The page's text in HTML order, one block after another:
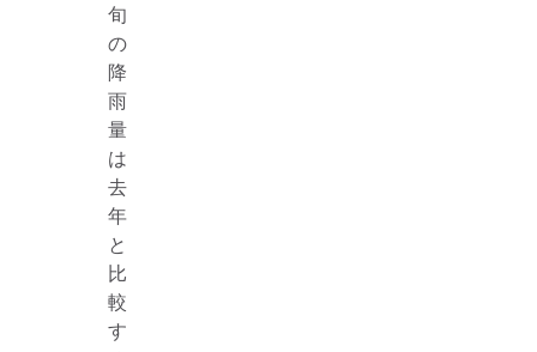
旬
の
降
雨
量
は
去
年
と
比
較
す